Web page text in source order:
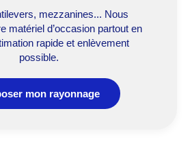
mezzanines... Nous
matériel d’occasion partout en
rapide et enlèvement
possible.
mon rayonnage